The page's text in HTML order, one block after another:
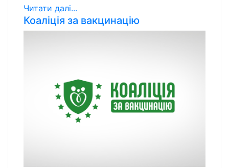
Читати далі...
Коаліція за вакцинацію